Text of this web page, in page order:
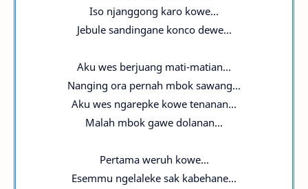
Iso njanggong karo kowe...
Jebule sandingane konco dewe...
Aku wes berjuang mati-matian...
Nanging ora pernah mbok sawang...
Aku wes ngarepke kowe tenanan...
Malah mbok gawe dolanan...
Pertama weruh kowe...
Esemmu ngelaleke sak kabehane...